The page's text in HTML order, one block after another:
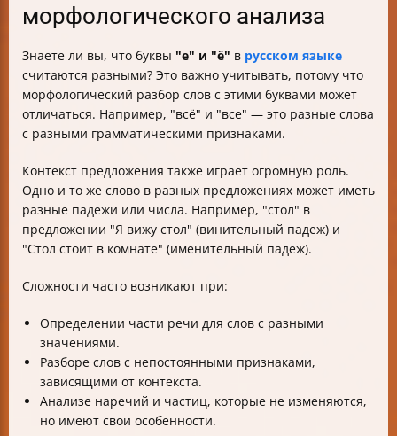
морфологического анализа
Знаете ли вы, что буквы "е" и "ё" в русском языке
считаются разными? Это важно учитывать, потому что
морфологический разбор слов с этими буквами может
отличаться. Например, "всё" и "все" — это разные слова
с разными грамматическими признаками.
Контекст предложения также играет огромную роль.
Одно и то же слово в разных предложениях может иметь
разные падежи или числа. Например, "стол" в
предложении "Я вижу стол" (винительный падеж) и
"Стол стоит в комнате" (именительный падеж).
Сложности часто возникают при:
Определении части речи для слов с разными
значениями.
Разборе слов с непостоянными признаками,
зависящими от контекста.
Анализе наречий и частиц, которые не изменяются,
но имеют свои особенности.